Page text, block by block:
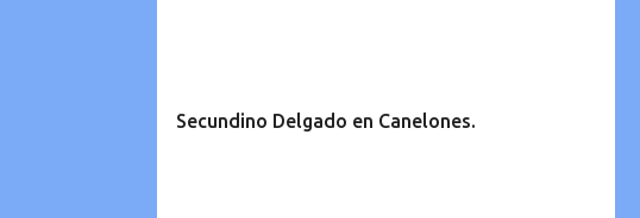
Secundino Delgado en Canelones.